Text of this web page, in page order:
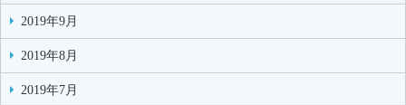
2019年9月
2019年8月
2019年7月